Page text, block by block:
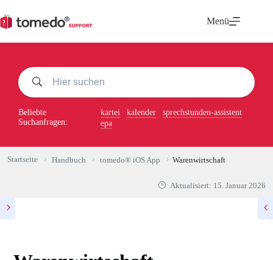
Inhalt
springen
Menü
Beliebte
Suchanfragen:
kartei kalender
sprechstunden-assistent
epa
Startseite Handbuch tomedo® iOS App Warenwirtschaft
Aktualisiert: 15. Januar 2026